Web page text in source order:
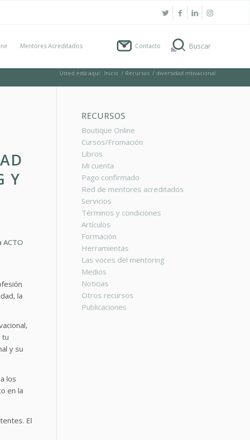
Mentores Acreditados Contacto
Usted está aquí: Inicio / Recursos / diversidad mtivacional
Y
ACTO
la
tu
y su
los
en la
El
RECURSOS
Boutique Online
Cursos/Fromación
Libros
Mi cuenta
Pago confirmado
Red de mentores acreditados
Servicios
Términos y condiciones
Artículos
Formación
Herramientas
Las voces del mentoring
Medios
Noticias
Otros recursos
Publicaciones